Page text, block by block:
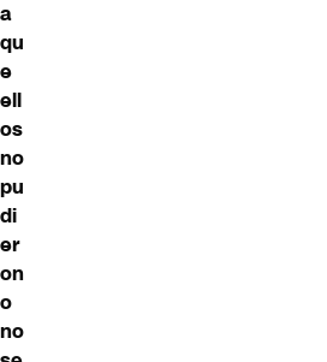
a
qu
e
ell
os
no
pu
di
er
on
o
no